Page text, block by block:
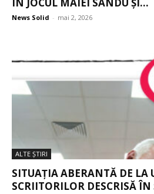
News Solid - mai 2, 2026
ALTE ŞTIRI
SITUAȚIA ABERANTĂ DE LA
SCRIITORILOR DESCRISĂ ÎN